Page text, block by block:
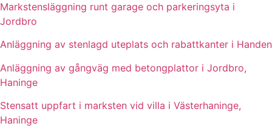
Markstensläggning runt garage och parkeringsyta i
Jordbro
Anläggning av stenlagd uteplats och rabattkanter i Handen
Anläggning av gångväg med betongplattor i Jordbro,
Haninge
Stensatt uppfart i marksten vid villa i Västerhaninge,
Haninge